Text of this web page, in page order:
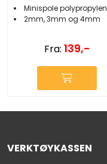
Minispole polypropylen
2mm, 3mm og 4mm
Fra: 139,-
VERKTØYKASSEN